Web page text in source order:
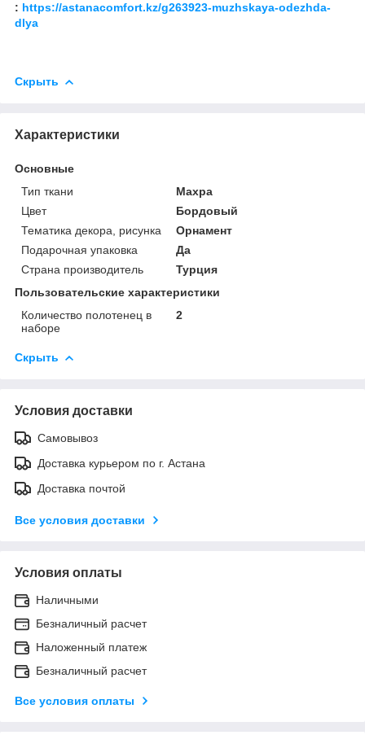
: https://astanacomfort.kz/g263923-muzhskaya-odezhda-
dlya
Скрыть
Характеристики
Основные
Тип ткани
Махра
Цвет
Бордовый
Тематика декора, рисунка
Орнамент
Подарочная упаковка
Да
Страна производитель
Турция
Пользовательские характеристики
Количество полотенец в
наборе
2
Скрыть
Условия доставки
Самовывоз
Доставка курьером по г. Астана
Доставка почтой
Все условия доставки
Условия оплаты
Наличными
Безналичный расчет
Наложенный платеж
Безналичный расчет
Все условия оплаты